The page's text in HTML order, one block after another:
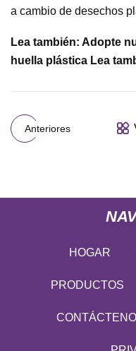
a cambio de desechos
Lea también: Adopte
huella plástica Lea
Anteriores
HOGAR
PRODUCTOS